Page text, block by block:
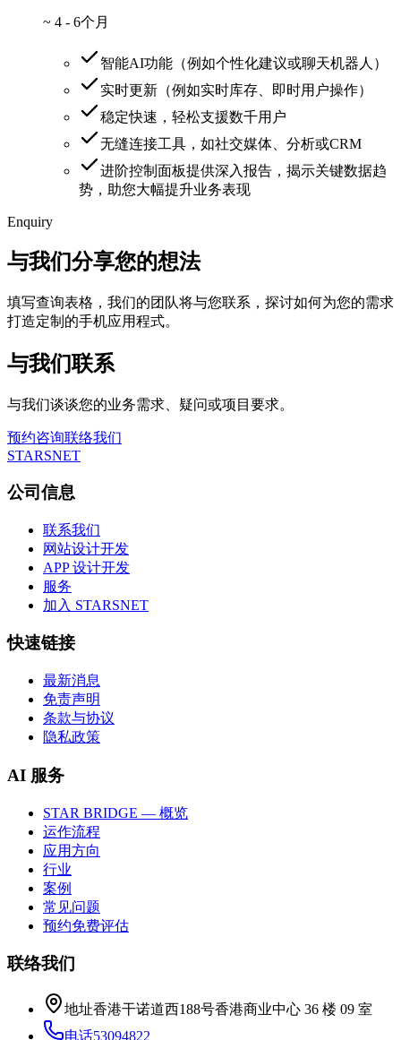
~ 4 - 6个月
智能AI功能（例如个性化建议或聊天机器人）
实时更新（例如实时库存、即时用户操作）
稳定快速，轻松支援数千用户
无缝连接工具，如社交媒体、分析或CRM
进阶控制面板提供深入报告，揭示关键数据趋
势，助您大幅提升业务表现
Enquiry
与我们分享您的想法
填写查询表格，我们的团队将与您联系，探讨如何为您的需求
打造定制的手机应用程式。
与我们联系
与我们谈谈您的业务需求、疑问或项目要求。
预约咨询联络我们
STARSNET
公司信息
联系我们
网站设计开发
APP 设计开发
服务
加入 STARSNET
快速链接
最新消息
免责声明
条款与协议
隐私政策
AI 服务
STAR BRIDGE — 概览
运作流程
应用方向
行业
案例
常见问题
预约免费评估
联络我们
地址香港干诺道西188号香港商业中心 36 楼 09 室
电话53094822